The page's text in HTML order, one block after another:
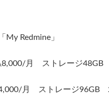
My Redmine」
月 ストレージ48GB
月 ストレージ96GB